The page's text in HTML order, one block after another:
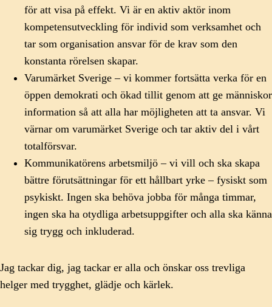
för att visa på effekt. Vi är en aktiv aktör inom
kompetensutveckling för individ som verksamhet och
tar som organisation ansvar för de krav som den
konstanta rörelsen skapar.
Varumärket Sverige – vi kommer fortsätta verka för en
öppen demokrati och ökad tillit genom att ge människor
information så att alla har möjligheten att ta ansvar. Vi
värnar om varumärket Sverige och tar aktiv del i vårt
totalförsvar.
Kommunikatörens arbetsmiljö – vi vill och ska skapa
bättre förutsättningar för ett hållbart yrke – fysiskt som
psykiskt. Ingen ska behöva jobba för många timmar,
ingen ska ha otydliga arbetsuppgifter och alla ska känna
sig trygg och inkluderad.
Jag tackar dig, jag tackar er alla och önskar oss trevliga
helger med trygghet, glädje och kärlek.